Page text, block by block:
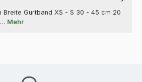
Breite Gurtband XS - S 30 - 45 cm 20
Mehr